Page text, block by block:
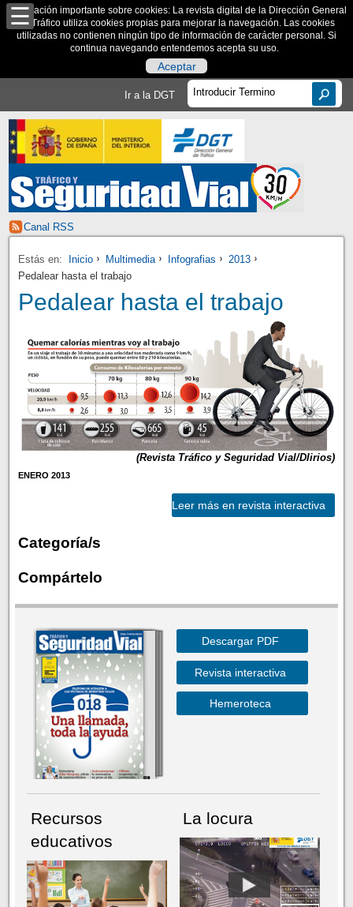
Información importante sobre cookies: La revista digital de la Dirección General
de Tráfico utiliza cookies propias para mejorar la navegación. Las cookies
utilizadas no contienen ningún tipo de información de carácter personal. Si
continua navegando entendemos acepta su uso.
Aceptar
Ir a la DGT
Canal RSS
Estás en: Inicio Multimedia Infografias
2013
Pedalear hasta el trabajo
Pedalear hasta el trabajo
(Revista Tráfico y Seguridad Vial/Dlirios)
ENERO 2013
Leer más en revista interactiva
Categoría/s
Compártelo
Descargar PDF
Revista interactiva
Hemeroteca
Recursos
educativos
La locura